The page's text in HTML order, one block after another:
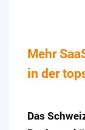
Mehr
in der
Das